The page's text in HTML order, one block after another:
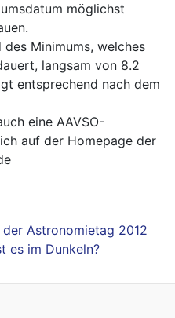
möglichst
Minimums, welches
langsam von 8.2
entsprechend nach dem
eine AAVSO-
auf der Homepage der
der Astronomietag 2012
es im Dunkeln?